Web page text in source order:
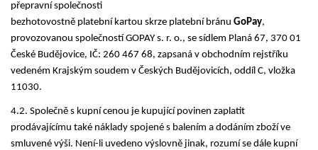
přepravní společnosti
bezhotovostně platební kartou skrze platební bránu GoPay,
provozovanou společností GOPAY s. r. o., se sídlem Planá 67, 370 01
České Budějovice, IČ: 260 467 68, zapsaná v obchodním rejstříku
vedeném Krajským soudem v Českých Budějovicích, oddíl C, vložka
11030.
4.2. Společně s kupní cenou je kupující povinen zaplatit
prodávajícímu také náklady spojené s balením a dodáním zboží ve
smluvené výši. Není-li uvedeno výslovně jinak, rozumí se dále kupní